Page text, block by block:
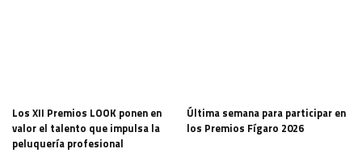
Los XII Premios LOOK ponen en
valor el talento que impulsa la
peluquería profesional
Última semana para participar en
los Premios Fígaro 2026